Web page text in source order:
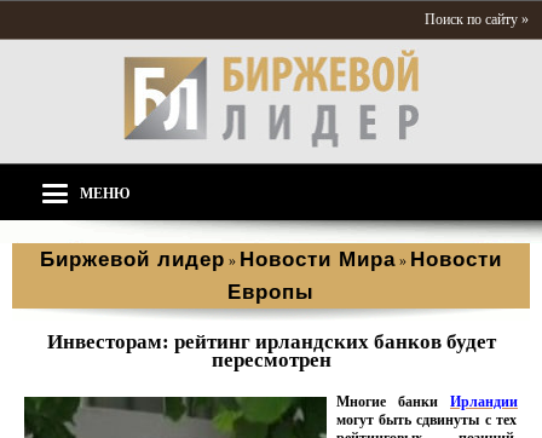
Поиск по сайту »
МЕНЮ
Биржевой лидер » Новости Мира » Новости
Европы
Инвесторам: рейтинг ирландских банков будет
пересмотрен
Многие банки Ирландии
могут быть сдвинуты с тех